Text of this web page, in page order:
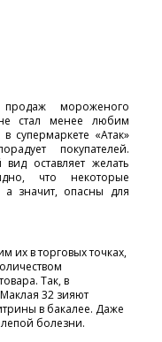
мороженого
стал менее любим
супермаркете «Атак»
покупателей.
оставляет желать
что некоторые
значит, опасны для
их в торговых точках,
Так, в
32 зияют
в бакалее. Даже
болезни.